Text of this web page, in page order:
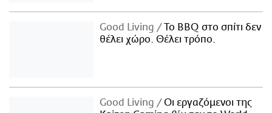
Good Living
Το BBQ στο σπίτι δεν
θέλει χώρο. Θέλει τρόπο.
Good Living
Οι εργαζόμενοι της